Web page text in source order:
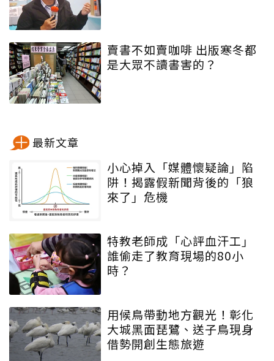
賣書不如賣咖啡 出版寒冬都
是大眾不讀書害的？
最新文章
小心掉入「媒體懷疑論」陷
阱！揭露假新聞背後的「狼
來了」危機
特教老師成「心評血汗工」
誰偷走了教育現場的80小
時？
用候鳥帶動地方觀光！彰化
大城黑面琵鷺、送子鳥現身
借勢開創生態旅遊